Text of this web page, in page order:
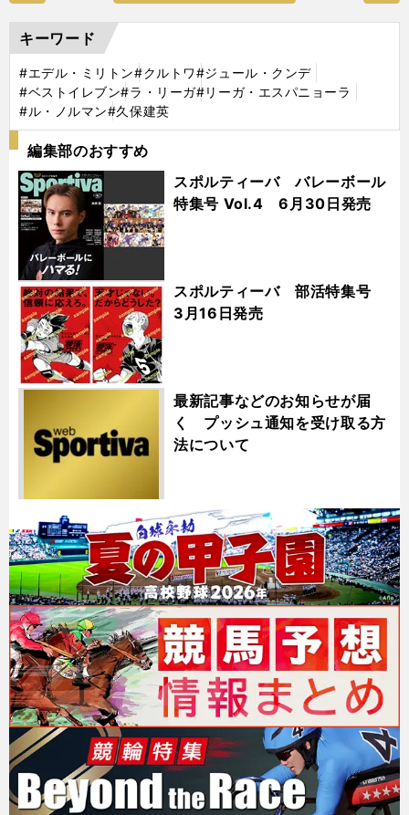
キーワード
#エデル・ミリトン#クルトワ#ジュール・クンデ
#ベストイレブン#ラ・リーガ#リーガ・エスパニョーラ
#ル・ノルマン#久保建英
編集部のおすすめ
スポルティーバ バレーボール
特集号 Vol.4 6月30日発売
スポルティーバ 部活特集号
3月16日発売
最新記事などのお知らせが届
く プッシュ通知を受け取る方
法について